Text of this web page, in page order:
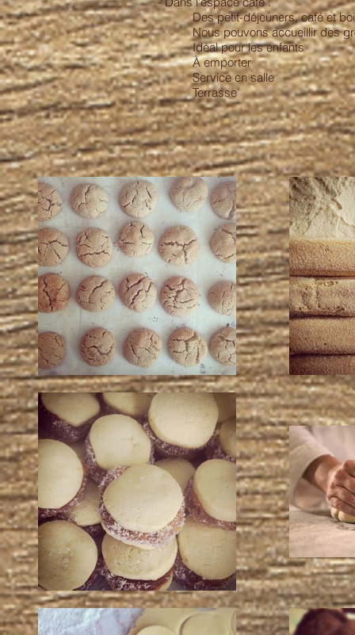
Des petit-déjeuners, café et
Nous pouvons accueillir des
Idéal pour les enfants
À emporter
Service en salle
Terrasse